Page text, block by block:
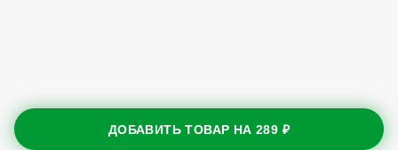
ДОБАВИТЬ ТОВАР НА289 ₽